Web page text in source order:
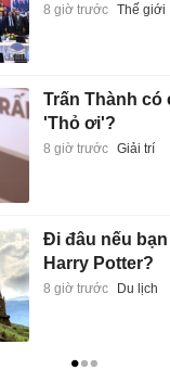
8 giờ trước Thế giới
Trấn Thành có
'Thỏ ơi'?
8 giờ trước Giải trí
Đi đâu nếu
Harry Potter?
8 giờ trước Du lịch